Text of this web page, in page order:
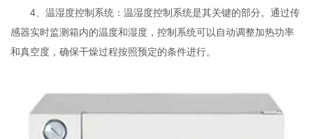
4、温湿度控制系统：温湿度控制系统是其关键的部分。通过传
感器实时监测箱内的温度和湿度，控制系统可以自动调整加热功率
和真空度，确保干燥过程按照预定的条件进行。